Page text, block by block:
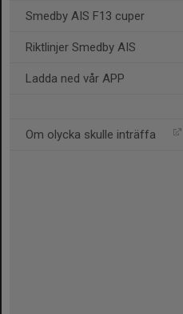
Smedby AIS F13 cuper
Riktlinjer Smedby AIS
Ladda ned vår APP
Om olycka skulle inträffa